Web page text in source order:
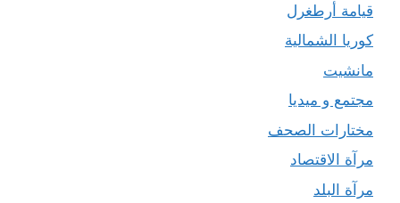
قيامة أرطغرل
كوريا الشمالية
مانشيت
مجتمع و ميديا
مختارات الصحف
مرآة الاقتصاد
مرآة البلد